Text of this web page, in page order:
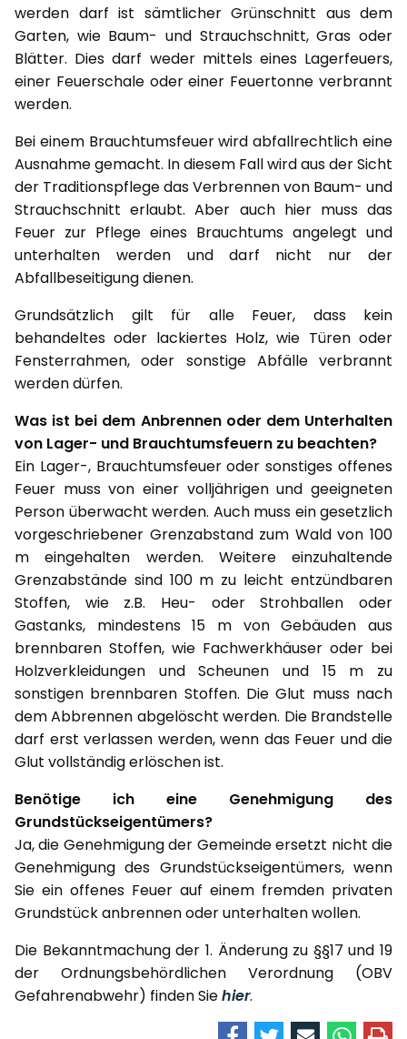
werden darf ist sämtlicher Grünschnitt aus dem
Garten, wie Baum- und Strauchschnitt, Gras oder
Blätter. Dies darf weder mittels eines Lagerfeuers,
einer Feuerschale oder einer Feuertonne verbrannt
werden.
Bei einem Brauchtumsfeuer wird abfallrechtlich eine
Ausnahme gemacht. In diesem Fall wird aus der Sicht
der Traditionspflege das Verbrennen von Baum- und
Strauchschnitt erlaubt. Aber auch hier muss das
Feuer zur Pflege eines Brauchtums angelegt und
unterhalten werden und darf nicht nur der
Abfallbeseitigung dienen.
Grundsätzlich gilt für alle Feuer, dass kein
behandeltes oder lackiertes Holz, wie Türen oder
Fensterrahmen, oder sonstige Abfälle verbrannt
werden dürfen.
Was ist bei dem Anbrennen oder dem Unterhalten
von Lager- und Brauchtumsfeuern zu beachten?
Ein Lager-, Brauchtumsfeuer oder sonstiges offenes
Feuer muss von einer volljährigen und geeigneten
Person überwacht werden. Auch muss ein gesetzlich
vorgeschriebener Grenzabstand zum Wald von 100
m eingehalten werden. Weitere einzuhaltende
Grenzabstände sind 100 m zu leicht entzündbaren
Stoffen, wie z.B. Heu- oder Strohballen oder
Gastanks, mindestens 15 m von Gebäuden aus
brennbaren Stoffen, wie Fachwerkhäuser oder bei
Holzverkleidungen und Scheunen und 15 m zu
sonstigen brennbaren Stoffen. Die Glut muss nach
dem Abbrennen abgelöscht werden. Die Brandstelle
darf erst verlassen werden, wenn das Feuer und die
Glut vollständig erlöschen ist.
Benötige ich eine Genehmigung des
Grundstückseigentümers?
Ja, die Genehmigung der Gemeinde ersetzt nicht die
Genehmigung des Grundstückseigentümers, wenn
Sie ein offenes Feuer auf einem fremden privaten
Grundstück anbrennen oder unterhalten wollen.
Die Bekanntmachung der 1. Änderung zu §§17 und 19
der Ordnungsbehördlichen Verordnung (OBV
Gefahrenabwehr) finden Siehier.